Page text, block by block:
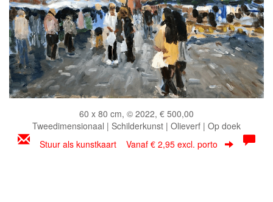
60 x 80 cm, © 2022, € 500,00
Tweedimensionaal | Schilderkunst | Olieverf | Op doek
Stuur als kunstkaart Vanaf € 2,95 excl. porto